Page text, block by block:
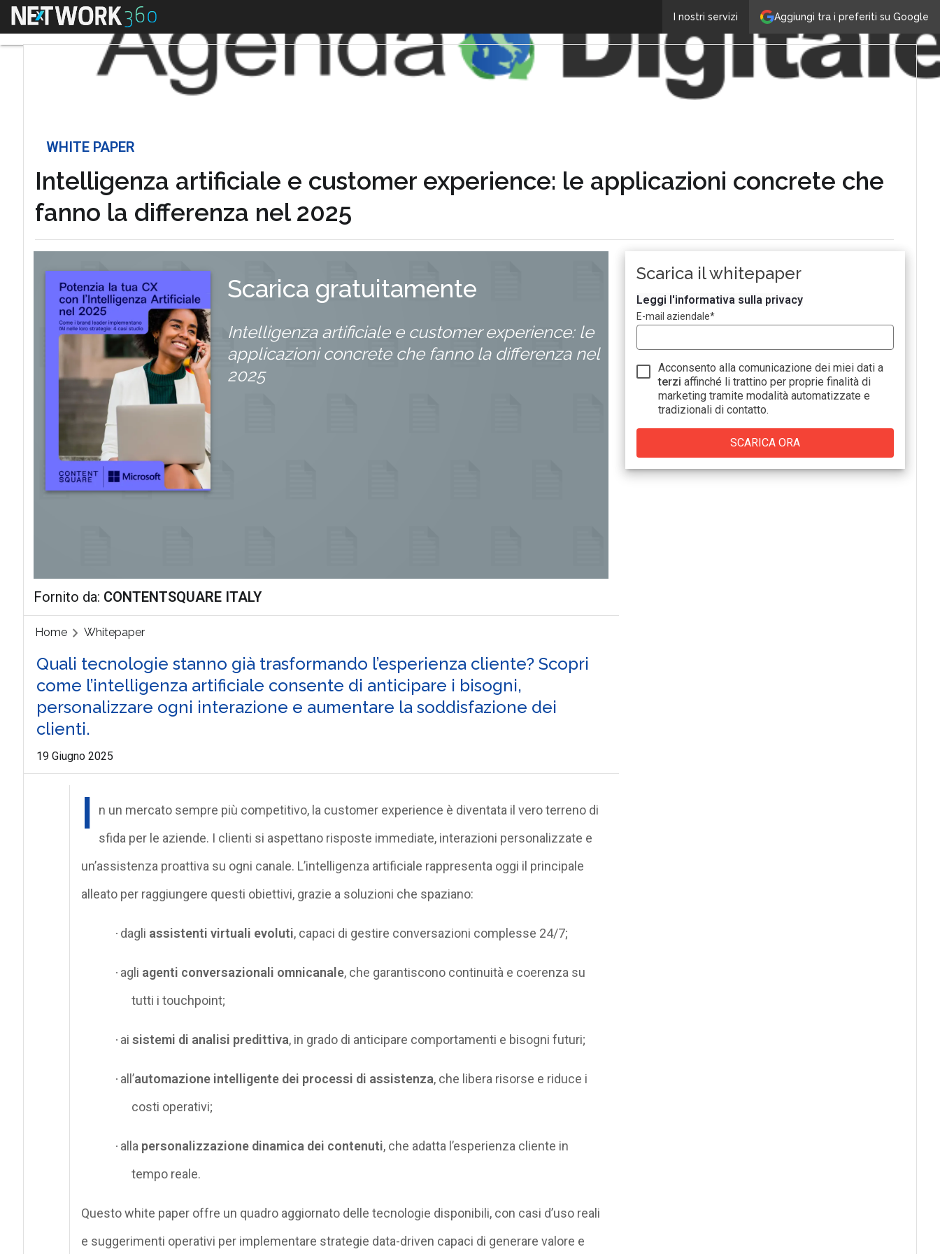
Aggiungi tra i preferiti su Google
I nostri servizi
Menu
WHITE PAPER
Intelligenza artificiale e customer experience: le applicazioni concrete che
fanno la differenza nel 2025
Scarica gratuitamente
Intelligenza artificiale e customer experience: le
applicazioni concrete che fanno la differenza nel
2025
Fornito da: CONTENTSQUARE ITALY
Home Whitepaper
Quali tecnologie stanno già trasformando l’esperienza cliente? Scopri
come l’intelligenza artificiale consente di anticipare i bisogni,
personalizzare ogni interazione e aumentare la soddisfazione dei
clienti.
19 Giugno 2025
I
n un mercato sempre più competitivo, la customer experience è diventata il vero terreno di
sfida per le aziende. I clienti si aspettano risposte immediate, interazioni personalizzate e
un’assistenza proattiva su ogni canale. L’intelligenza artificiale rappresenta oggi il principale
alleato per raggiungere questi obiettivi, grazie a soluzioni che spaziano:
· dagli assistenti virtuali evoluti, capaci di gestire conversazioni complesse 24/7;
· agli agenti conversazionali omnicanale, che garantiscono continuità e coerenza su
tutti i touchpoint;
· ai sistemi di analisi predittiva, in grado di anticipare comportamenti e bisogni futuri;
· all’automazione intelligente dei processi di assistenza, che libera risorse e riduce i
costi operativi;
· alla personalizzazione dinamica dei contenuti, che adatta l’esperienza cliente in
tempo reale.
Questo white paper offre un quadro aggiornato delle tecnologie disponibili, con casi d’uso reali
e suggerimenti operativi per implementare strategie data-driven capaci di generare valore e
Scarica il whitepaper
Leggi l'informativa sulla privacy
E-mail aziendale*
Acconsento alla comunicazione dei miei dati a
terzi affinché li trattino per proprie finalità di
marketing tramite modalità automatizzate e
tradizionali di contatto.